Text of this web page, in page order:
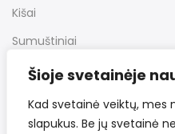
Šioje svetainėje
Kad svetainė veiktų, mes
slapukus. Be jų svetainė
Kišai
Sumuštiniai
Desertai
Kiti užkandžiai